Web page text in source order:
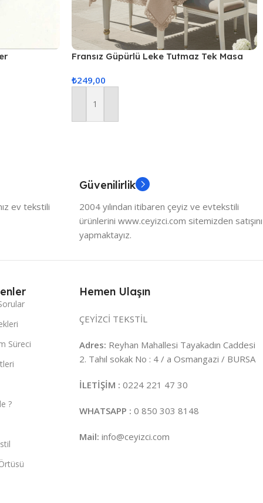
Fransız Güpürlü Leke Tutmaz Tek Masa
₺249,00
Sepete Ekle
ev tekstili
Güvenilirlik
2004 yılından itibaren çeyiz ve evtekstili
ürünlerini www.ceyizci.com sitemizden satışını
yapmaktayız.
Süreci
?
Hemen Ulaşın
ÇEYİZCİ TEKSTİL
Adres: Reyhan Mahallesi Tayakadın Caddesi
2. Tahıl sokak No : 4 / a Osmangazi / BURSA
İLETİŞİM : 0224 221 47 30
WHATSAPP : 0 850 303 8148
Mail: info@ceyizci.com